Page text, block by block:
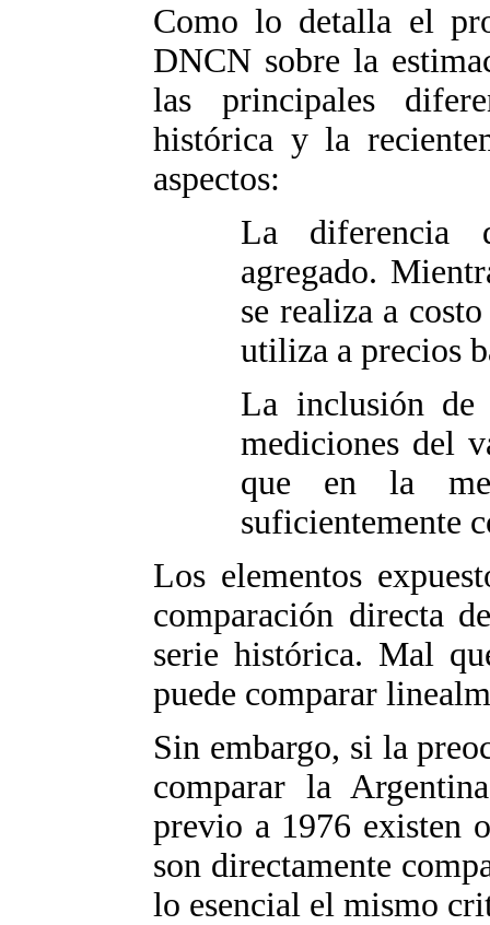
Como lo detalla el
DNCN sobre la
las principales
histórica y la
aspectos:
La diferencia
agregado.
se realiza a
utiliza a precios
La inclusión
mediciones del
que en la
suficientemente
Los elementos
comparación directa
serie histórica. Mal
puede comparar
Sin embargo, si la
comparar la
previo a 1976 existen
son directamente
lo esencial el mismo